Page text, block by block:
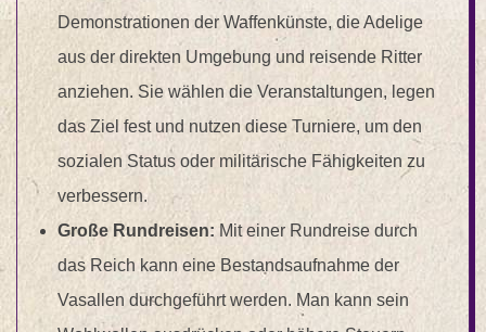
Demonstrationen der Waffenkünste, die Adelige
aus der direkten Umgebung und reisende Ritter
anziehen. Sie wählen die Veranstaltungen, legen
das Ziel fest und nutzen diese Turniere, um den
sozialen Status oder militärische Fähigkeiten zu
verbessern.
Große Rundreisen: Mit einer Rundreise durch
das Reich kann eine Bestandsaufnahme der
Vasallen durchgeführt werden. Man kann sein